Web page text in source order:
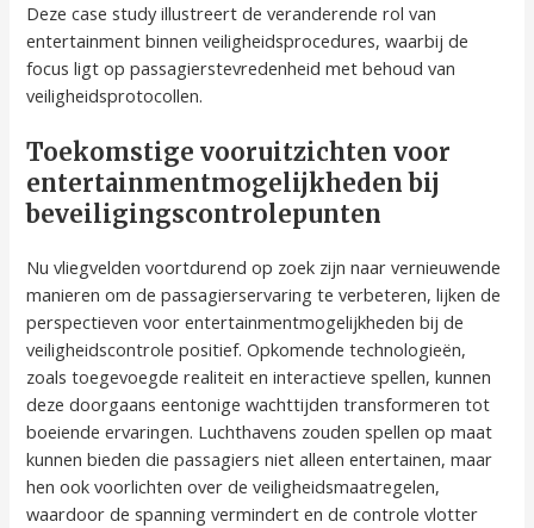
Deze case study illustreert de veranderende rol van
entertainment binnen veiligheidsprocedures, waarbij de
focus ligt op passagierstevredenheid met behoud van
veiligheidsprotocollen.
Toekomstige vooruitzichten voor
entertainmentmogelijkheden bij
beveiligingscontrolepunten
Nu vliegvelden voortdurend op zoek zijn naar vernieuwende
manieren om de passagierservaring te verbeteren, lijken de
perspectieven voor entertainmentmogelijkheden bij de
veiligheidscontrole positief. Opkomende technologieën,
zoals toegevoegde realiteit en interactieve spellen, kunnen
deze doorgaans eentonige wachttijden transformeren tot
boeiende ervaringen. Luchthavens zouden spellen op maat
kunnen bieden die passagiers niet alleen entertainen, maar
hen ook voorlichten over de veiligheidsmaatregelen,
waardoor de spanning vermindert en de controle vlotter